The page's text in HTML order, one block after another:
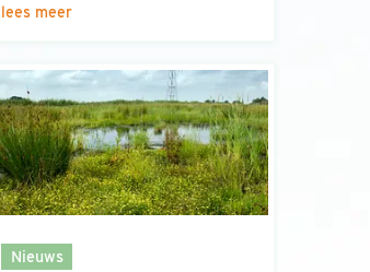
lees meer
Nieuws